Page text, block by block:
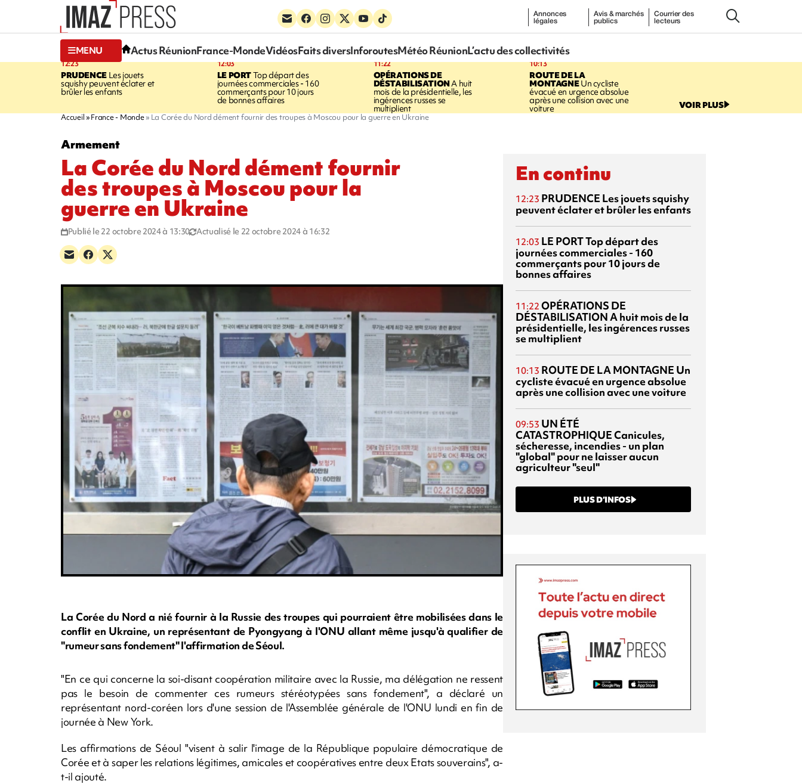
Annonces
légales
Avis & marchés
publics
Courrier des
lecteurs
MENU Actus RéunionFrance-MondeVidéosFaits diversInforoutesMétéo RéunionL’actu des collectivités
12:23
PRUDENCELes jouets
squishy peuvent éclater et
brûler les enfants
12:03
LE PORTTop départ des
journées commerciales - 160
commerçants pour 10 jours
de bonnes affaires
11:22
OPÉRATIONS DE
DÉSTABILISATIONA huit
mois de la présidentielle, les
ingérences russes se
multiplient
10:13
ROUTE DE LA
MONTAGNEUn cycliste
évacué en urgence absolue
après une collision avec une
voiture VOIR PLUS
Accueil France - Monde La Corée du Nord dément fournir des troupes à Moscou pour la guerre en Ukraine
Armement
La Corée du Nord dément fournir
des troupes à Moscou pour la
guerre en Ukraine
Publié le 22 octobre 2024 à 13:30 Actualisé le 22 octobre 2024 à 16:32
La Corée du Nord a nié fournir à la Russie des troupes qui pourraient être mobilisées dans le
conflit en Ukraine, un représentant de Pyongyang à l'ONU allant même jusqu'à qualifier de
"rumeur sans fondement" l'affirmation de Séoul.
"En ce qui concerne la soi-disant coopération militaire avec la Russie, ma délégation ne ressent
pas le besoin de commenter ces rumeurs stéréotypées sans fondement", a déclaré un
représentant nord-coréen lors d'une session de l'Assemblée générale de l'ONU lundi en fin de
journée à New York.
Les affirmations de Séoul "visent à salir l'image de la République populaire démocratique de
Corée et à saper les relations légitimes, amicales et coopératives entre deux Etats souverains", a-
t-il ajouté.
En continu
12:23 PRUDENCE Les jouets squishy
peuvent éclater et brûler les enfants
12:03 LE PORTTop départ des
journées commerciales - 160
commerçants pour 10 jours de
bonnes affaires
11:22 OPÉRATIONS DE
DÉSTABILISATIONA huit mois de la
présidentielle, les ingérences russes
se multiplient
10:13 ROUTE DE LA MONTAGNE Un
cycliste évacué en urgence absolue
après une collision avec une voiture
09:53 UN ÉTÉ
CATASTROPHIQUECanicules,
sécheresse, incendies - un plan
"global" pour ne laisser aucun
agriculteur "seul"
PLUS D’INFOS